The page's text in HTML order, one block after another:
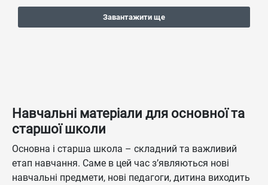
Завантажити ще
Навчальні матеріали для основної та
старшої школи
Основна і старша школа – складний та важливий
етап навчання. Саме в цей час з’являються нові
навчальні предмети, нові педагоги, дитина виходить